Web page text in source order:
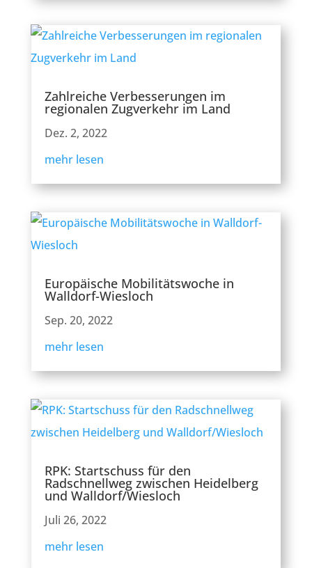
Zahlreiche Verbesserungen im
regionalen Zugverkehr im Land
Dez. 2, 2022
mehr lesen
Europäische Mobilitätswoche in
Walldorf-Wiesloch
Sep. 20, 2022
mehr lesen
RPK: Startschuss für den
Radschnellweg zwischen Heidelberg
und Walldorf/Wiesloch
Juli 26, 2022
mehr lesen